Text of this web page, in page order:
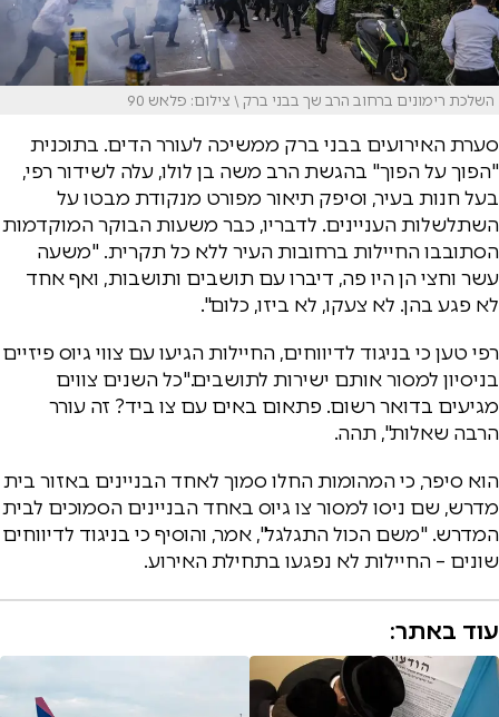
השלכת רימונים ברחוב הרב שך בבני ברק \ צילום: פלאש 90
סערת האירועים בבני ברק ממשיכה לעורר הדים. בתוכנית
"הפוך על הפוך" בהגשת הרב משה בן לולו, עלה לשידור רפי,
בעל חנות בעיר, וסיפק תיאור מפורט מנקודת מבטו על
השתלשלות העניינים. לדבריו, כבר משעות הבוקר המוקדמות
הסתובבו החיילות ברחובות העיר ללא כל תקרית. "משעה
עשר וחצי הן היו פה, דיברו עם תושבים ותושבות, ואף אחד
לא פגע בהן. לא צעקו, לא ביזו, כלום".
רפי טען כי בניגוד לדיווחים, החיילות הגיעו עם צווי גיוס פיזיים
בניסיון למסור אותם ישירות לתושבים."כל השנים צווים
מגיעים בדואר רשום. פתאום באים עם צו ביד? זה עורר
הרבה שאלות", תהה.
הוא סיפר, כי המהומות החלו סמוך לאחד הבניינים באזור בית
מדרש, שם ניסו למסור צו גיוס באחד הבניינים הסמוכים לבית
המדרש. "משם הכול התגלגל", אמר, והוסיף כי בניגוד לדיווחים
שונים – החיילות לא נפגעו בתחילת האירוע.
עוד באתר: